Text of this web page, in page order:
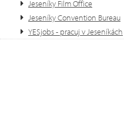
Jeseníky Film Office
Jeseníky Convention Bureau
YESjobs - pracuj v Jeseníkách